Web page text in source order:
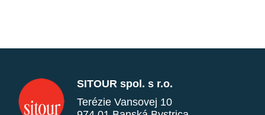
SITOUR spol. s r.o.
Terézie Vansovej 10